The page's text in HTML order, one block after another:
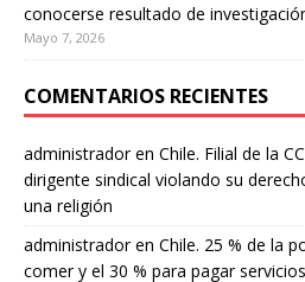
conocerse resultado de
Mayo 7, 2026
COMENTARIOS RECIENTES
administradoren Chile. Filial de la
dirigente sindical violando su
una religión
administradoren Chile. 25 % de la
comer y el 30 % para pagar